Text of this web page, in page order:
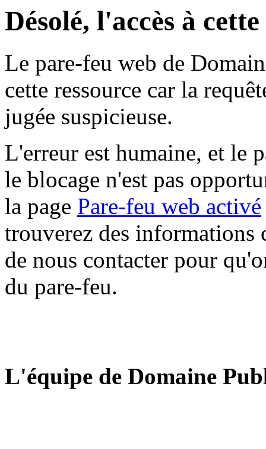
Désolé, l'accès à
Le pare-feu web de
cette ressource car la
jugée suspicieuse.
L'erreur est humaine, et le
le blocage n'est pas
la page Pare-feu web activé
trouverez des informations
de nous contacter pour
du pare-feu.
L'équipe de Domaine